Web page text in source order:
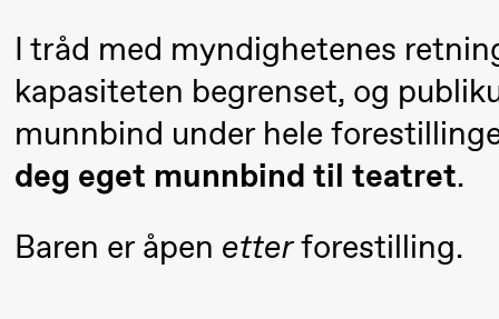
20.00
Pinquins
& Kjersti
Alm
Eriksen
Store scene
I tråd med myndighetenes
kapasiteten begrenset, og
munnbind under hele
deg eget munnbind til teatret.
Baren er åpen etterforestilling.